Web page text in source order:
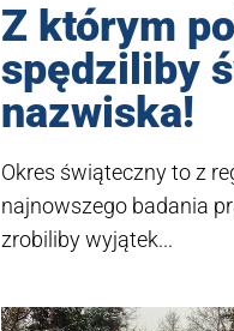
Z którym
spędziliby
nazwiska!
Okres świąteczny to z
najnowszego badania
zrobiliby wyjątek...